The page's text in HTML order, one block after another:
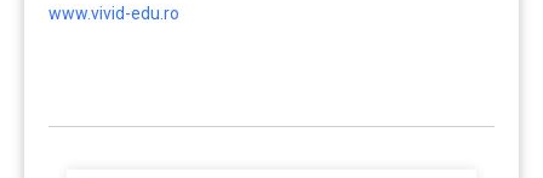
www.vivid-edu.ro